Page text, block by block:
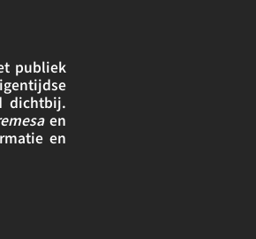
publiek
dichtbij.
en
en